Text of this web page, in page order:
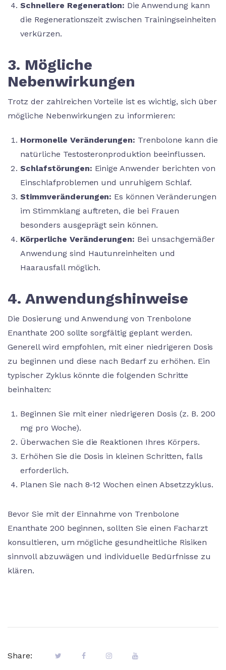
Schnellere Regeneration: Die Anwendung kann
die Regenerationszeit zwischen Trainingseinheiten
verkürzen.
3. Mögliche
Nebenwirkungen
Trotz der zahlreichen Vorteile ist es wichtig, sich über
mögliche Nebenwirkungen zu informieren:
Hormonelle Veränderungen: Trenbolone kann die
natürliche Testosteronproduktion beeinflussen.
Schlafstörungen: Einige Anwender berichten von
Einschlafproblemen und unruhigem Schlaf.
Stimmveränderungen: Es können Veränderungen
im Stimmklang auftreten, die bei Frauen
besonders ausgeprägt sein können.
Körperliche Veränderungen: Bei unsachgemäßer
Anwendung sind Hautunreinheiten und
Haarausfall möglich.
4. Anwendungshinweise
Die Dosierung und Anwendung von Trenbolone
Enanthate 200 sollte sorgfältig geplant werden.
Generell wird empfohlen, mit einer niedrigeren Dosis
zu beginnen und diese nach Bedarf zu erhöhen. Ein
typischer Zyklus könnte die folgenden Schritte
beinhalten:
Beginnen Sie mit einer niedrigeren Dosis (z. B. 200
mg pro Woche).
Überwachen Sie die Reaktionen Ihres Körpers.
Erhöhen Sie die Dosis in kleinen Schritten, falls
erforderlich.
Planen Sie nach 8-12 Wochen einen Absetzzyklus.
Bevor Sie mit der Einnahme von Trenbolone
Enanthate 200 beginnen, sollten Sie einen Facharzt
konsultieren, um mögliche gesundheitliche Risiken
sinnvoll abzuwägen und individuelle Bedürfnisse zu
klären.
Share: